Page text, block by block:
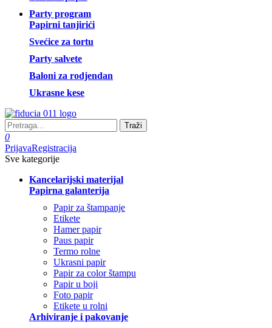
Party program
Papirni tanjirići
Svećice za tortu
Party salvete
Baloni za rodjendan
Ukrasne kese
Traži
0
PrijavaRegistracija
Sve kategorije
Kancelarijski materijal
Papirna galanterija
Papir za štampanje
Etikete
Hamer papir
Paus papir
Termo rolne
Ukrasni papir
Papir za color štampu
Papir u boji
Foto papir
Etikete u rolni
Arhiviranje i pakovanje